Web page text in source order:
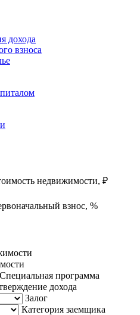
дохода
взноса
недвижимости, ₽
взнос, %
Специальная программа
дохода
Залог
Категория заемщика